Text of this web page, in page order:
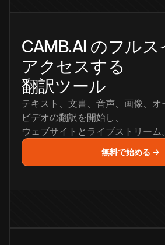
CAMB.AI のフル
アクセスする
翻訳ツール
テキスト、文書、音声、画像、オ
ビデオの翻訳を開始し、
ウェブサイトとライブストリーム。
無料で始める →